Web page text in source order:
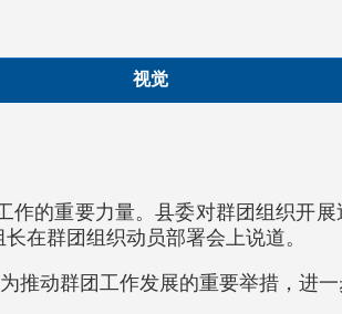
视觉
的重要力量。县委对群团组织开
在群团组织动员部署会上说道。
动群团工作发展的重要举措，进一